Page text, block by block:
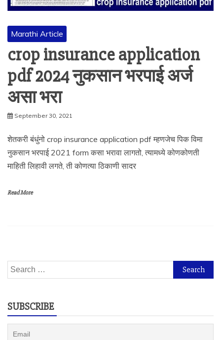
Marathi Article
crop insurance application
pdf 2024 नुकसान भरपाई अर्ज
असा भरा
September 30, 2021
शेतकरी बंधुंनो crop insurance application pdf म्हणजेच पिक विमा
नुकसान भरपाई 2021 form कसा भरावा लागतो, त्यामध्ये कोणकोणती
माहिती लिहावी लगते, ती कोणत्या ठिकाणी सादर
Read More
Search
for:
SUBSCRIBE